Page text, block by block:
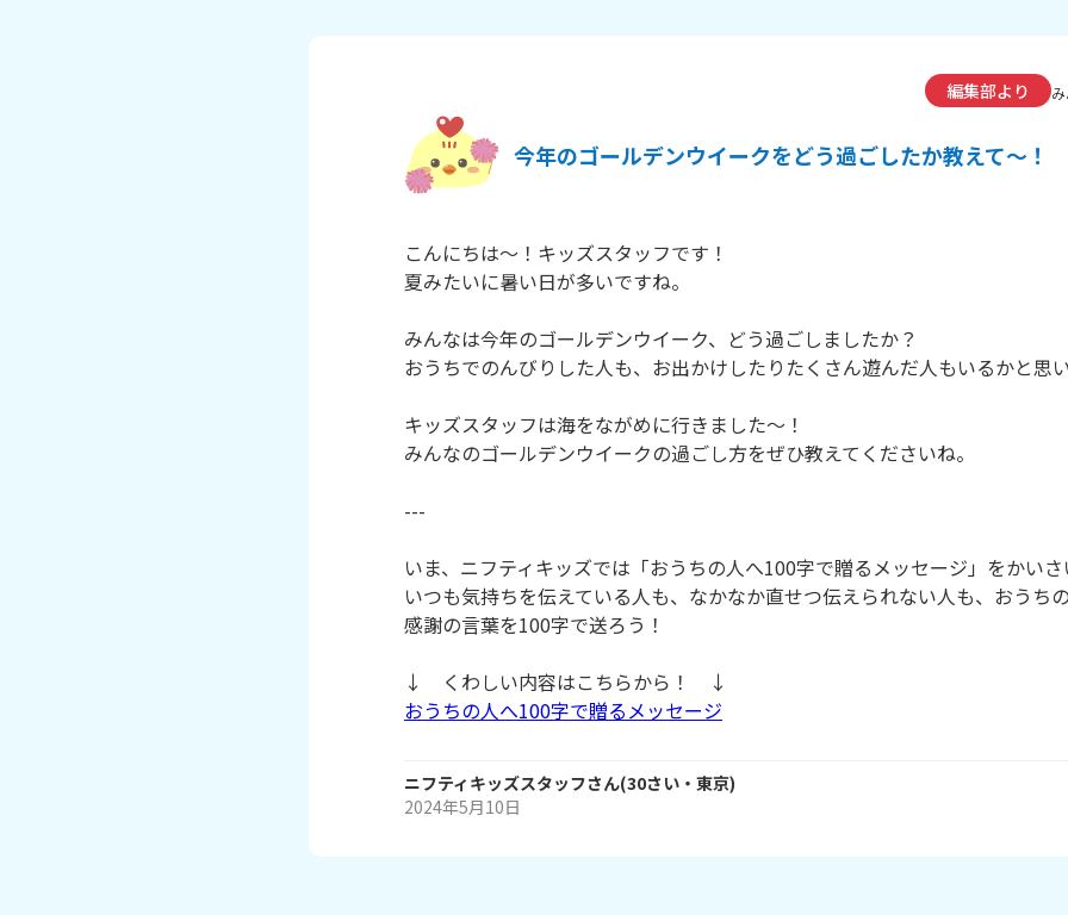
編集部より
今年のゴールデンウイークをどう過ごしたか教えて～！
こんにちは～！キッズスタッフです！
夏みたいに暑い日が多いですね。
みんなは今年のゴールデンウイーク、どう過ごしましたか？
おうちでのんびりした人も、お出かけしたりたくさん遊んだ人もいるかと思
キッズスタッフは海をながめに行きました～！
みんなのゴールデンウイークの過ごし方をぜひ教えてくださいね。
---
いま、ニフティキッズでは「おうちの人へ100字で贈るメッセージ」をかい
いつも気持ちを伝えている人も、なかなか直せつ伝えられない人も、おうち
感謝の言葉を100字で送ろう！
↓ くわしい内容はこちらから！ ↓
おうちの人へ100字で贈るメッセージ
ニフティキッズスタッフさん(30さい・ 東京)
2024年5月10日